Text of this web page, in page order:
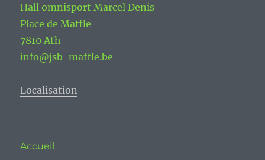
Hall omnisport Marcel Denis
Place de Maffle
7810 Ath
info@jsb-maffle.be
Localisation
Accueil